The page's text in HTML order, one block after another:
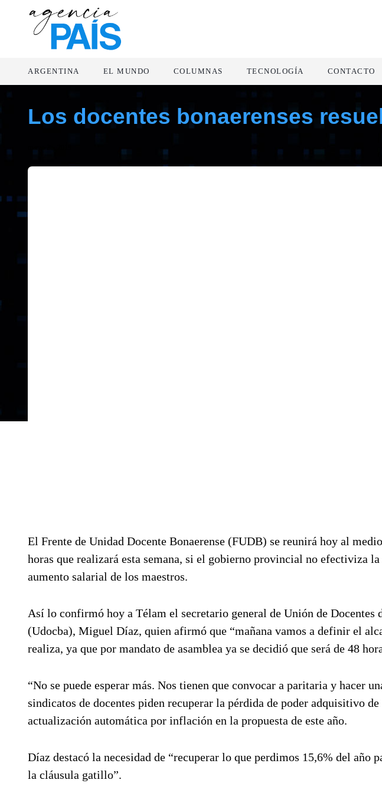
ARGENTINA EL MUNDO COLUMNAS TECNOLOGÍA CONTACTO
Los docentes bonaerenses
El Frente de Unidad Docente Bonaerense (FUDB) se reunirá hoy al
horas que realizará esta semana, si el gobierno provincial no efectiviza
aumento salarial de los maestros.
Así lo confirmó hoy a Télam el secretario general de Unión de Docentes
(Udocba), Miguel Díaz, quien afirmó que “mañana vamos a definir el
realiza, ya que por mandato de asamblea ya se decidió que será de 48
“No se puede esperar más. Nos tienen que convocar a paritaria y hacer
sindicatos de docentes piden recuperar la pérdida de poder adquisitivo
actualización automática por inflación en la propuesta de este año.
Díaz destacó la necesidad de “recuperar lo que perdimos 15,6% del año
la cláusula gatillo”.